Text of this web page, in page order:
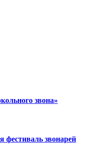
звона»
фестиваль звонарей